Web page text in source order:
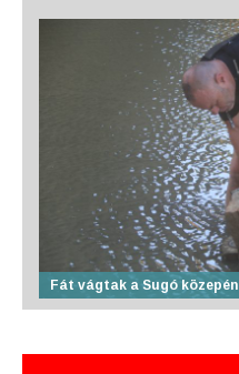
Fát vágtak a Sugó közepén